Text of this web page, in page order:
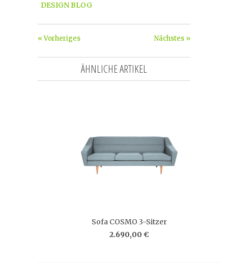
DESIGN BLOG
Nächstes »
« Vorheriges
ÄHNLICHE ARTIKEL
Sofa COSMO 3-Sitzer
2.690,00 €